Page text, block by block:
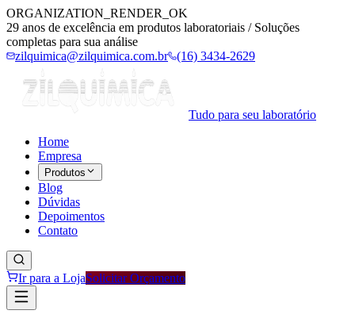
ORGANIZATION_RENDER_OK
29 anos de excelência em produtos laboratoriais / Soluções
completas para sua análise
zilquimica@zilquimica.com.br
(16) 3434-2629
Tudo para seu laboratório
Home
Empresa
Produtos
Blog
Dúvidas
Depoimentos
Contato
Ir para a LojaSolicitar Orçamento